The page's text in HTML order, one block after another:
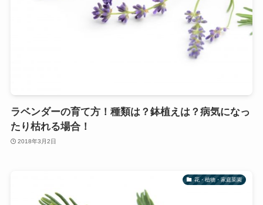
ラベンダーの育て方！種類は？鉢植えは？病気になっ
たり枯れる場合！
2018年3月2日
花・植物・家庭菜園